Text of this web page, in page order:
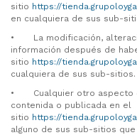
sitio https://
en cualquiera de sus sub-
•
La modificación,
información después de
sitio https://
cualquiera de sus sub-sitios.
•
Cualquier otro
contenida o publicada en el
sitio https://
alguno de sus sub-sitios